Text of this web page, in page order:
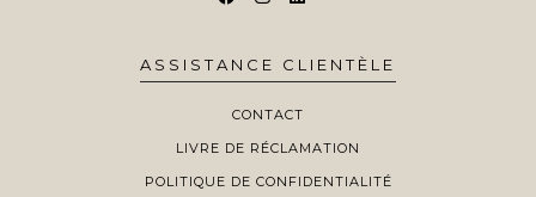
ASSISTANCE CLIENTÈLE
CONTACT
LIVRE DE RÉCLAMATION
POLITIQUE DE CONFIDENTIALITÉ